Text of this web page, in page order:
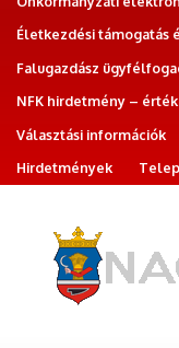
Életkezdési támogatás
Falugazdász
NFK hirdetmény –
Választási információk
Hirdetmények